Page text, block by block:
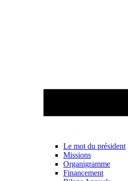
Le mot du président
Missions
Organigramme
Financement